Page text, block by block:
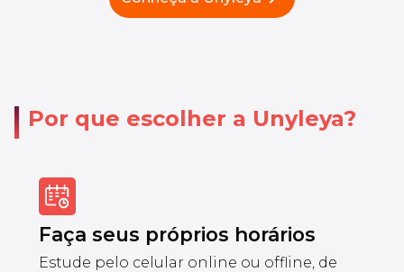
Por que escolher a Unyleya?
Faça seus próprios horários
Estude pelo celular online ou offline, de